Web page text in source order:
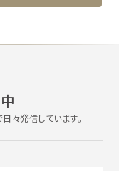
々発信しています。